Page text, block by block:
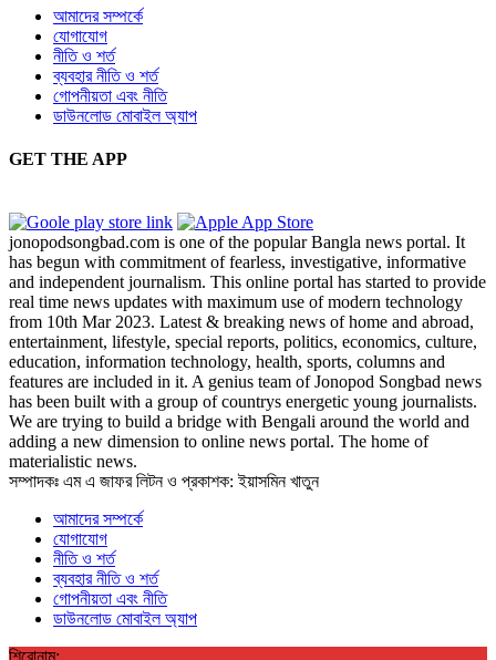
আমাদের সম্পর্কে
যোগাযোগ
নীতি ও শর্ত
ব্যবহার নীতি ও শর্ত
গোপনীয়তা এবং নীতি
ডাউনলোড মোবাইল অ্যাপ
GET THE APP
jonopodsongbad.com is one of the popular Bangla news portal. It
has begun with commitment of fearless, investigative, informative
and independent journalism. This online portal has started to provide
real time news updates with maximum use of modern technology
from 10th Mar 2023. Latest & breaking news of home and abroad,
entertainment, lifestyle, special reports, politics, economics, culture,
education, information technology, health, sports, columns and
features are included in it. A genius team of Jonopod Songbad news
has been built with a group of countrys energetic young journalists.
We are trying to build a bridge with Bengali around the world and
adding a new dimension to online news portal. The home of
materialistic news.
সম্পাদকঃ এম এ জাফর লিটন ও প্রকাশক: ইয়াসমিন খাতুন
আমাদের সম্পর্কে
যোগাযোগ
নীতি ও শর্ত
ব্যবহার নীতি ও শর্ত
গোপনীয়তা এবং নীতি
ডাউনলোড মোবাইল অ্যাপ